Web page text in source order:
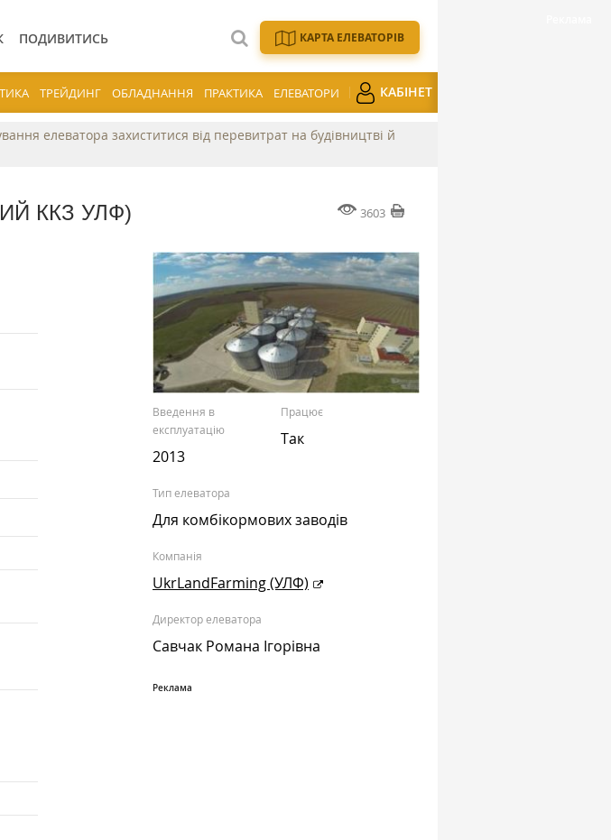
ПОДИВИТИСЬ КАРТА ЕЛЕВАТОРІВ
ТРЕЙДИНГ ОБЛАДНАННЯ ПРАКТИКА ЕЛЕВАТОРИ КАБІНЕТ
елеватора захиститися від перевитрат на будівництві й
ККЗ УЛФ) 3603
Введення в
експлуатацію
2013
Працює
Так
Тип елеватора
Для комбікормових заводів
Компанія
UkrLandFarming (УЛФ)
Директор елеватора
Савчак Романа Ігорівна